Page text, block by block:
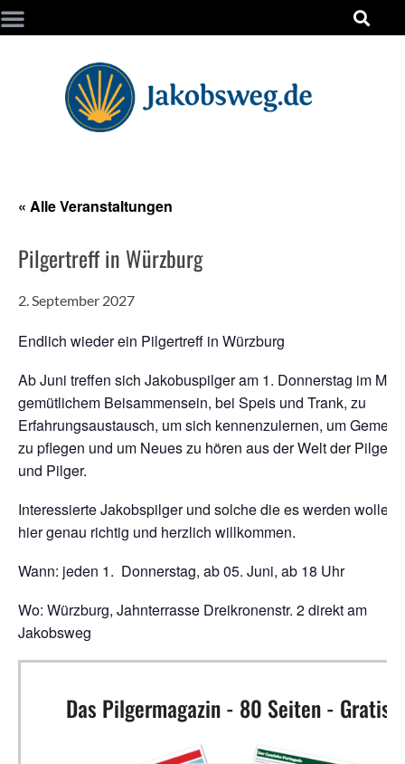
« Alle Veranstaltungen
Pilgertreff in Würzburg
2. September 2027
Endlich wieder ein Pilgertreff in Würzburg
Ab Juni treffen sich Jakobuspilger am 1. Donnerstag im
gemütlichem Beisammensein, bei Speis und Trank, zu
Erfahrungsaustausch, um sich kennenzulernen, um
zu pflegen und um Neues zu hören aus der Welt der
und Pilger.
Interessierte Jakobspilger und solche die es werden wollen,
hier genau richtig und herzlich willkommen.
Wann: jeden 1. Donnerstag, ab 05. Juni, ab 18 Uhr
Wo: Würzburg, Jahnterrasse Dreikronenstr. 2 direkt am
Jakobsweg
Das Pilgermagazin - 80 Seiten - Gratis!